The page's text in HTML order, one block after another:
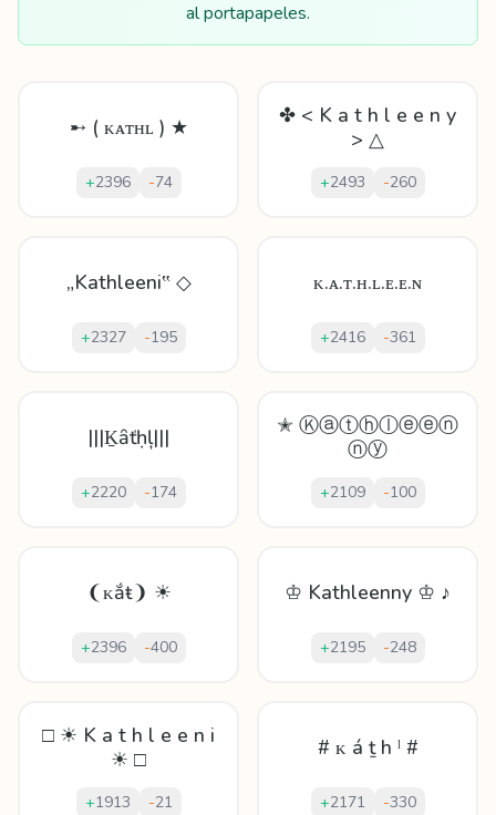
al portapapeles.
➸ ( ᴋᴀᴛʜʟ ) ★
+2396 -74
✤ < K a t h l e e n y
> △
+2493 -260
„Kathleeni‟ ◇
+2327 -195
ᴋ.ᴀ.ᴛ.ʜ.ʟ.ᴇ.ᴇ.ɴ
+2416 -361
|||Ḵȃťḥļ|||
+2220 -174
✭ Ⓚⓐⓣⓗⓛⓔⓔⓝ
ⓝⓨ
+2109 -100
❨ᴋắŧ❩ ☀
+2396 -400
♔ Kathleenny ♔ ♪
+2195 -248
□ ☀ K a t h l e e n i
☀ □
+1913 -21
# ᴋ á ṯ h ˡ #
+2171 -330